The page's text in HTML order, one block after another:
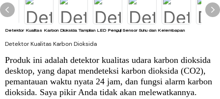
Detektor Kualitas Karbon Dioksida Tampilan LED Penguji Sensor Suhu dan Kelembapan
Detektor Kualitas Karbon Dioksida
Produk ini adalah detektor kualitas udara karbon dioksida
desktop, yang dapat mendeteksi karbon dioksida (CO2),
pemantauan waktu nyata 24 jam, dan fungsi alarm karbon
dioksida. Saya pikir Anda tidak akan melewatkannya.